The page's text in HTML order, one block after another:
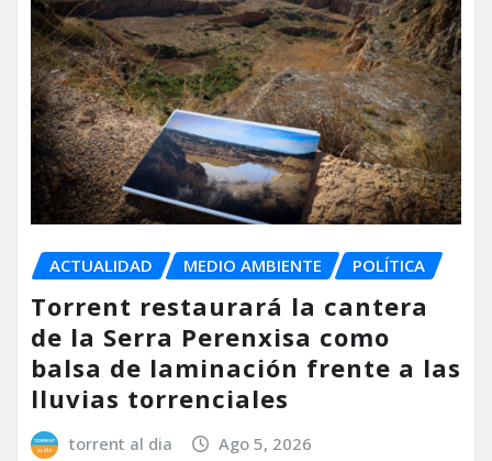
ACTUALIDAD MEDIO AMBIENTE POLÍTICA
Torrent restaurará la cantera
de la Serra Perenxisa como
balsa de laminación frente a las
lluvias torrenciales
torrent al dia Ago 5, 2026